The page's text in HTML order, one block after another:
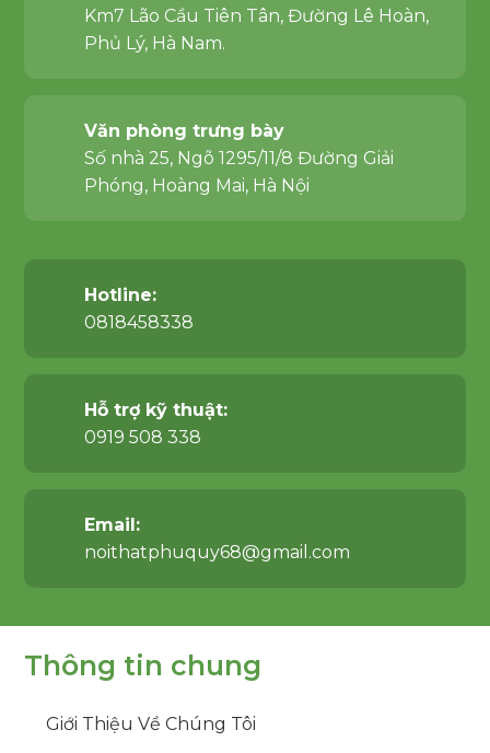
Km7 Lão Cầu Tiên Tân, Đường Lê Hoàn,
Phủ Lý, Hà Nam.
Văn phòng trưng bày
Số nhà 25, Ngõ 1295/11/8 Đường Giải
Phóng, Hoàng Mai, Hà Nội
Hotline:
0818458338
Hỗ trợ kỹ thuật:
0919 508 338
Email:
noithatphuquy68@gmail.com
Thông tin chung
Giới Thiệu Về Chúng Tôi